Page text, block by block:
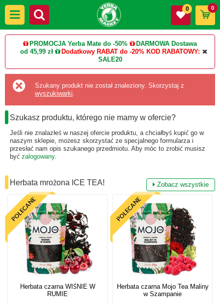
PROMOCJA Yerba Mate do -50%
DARMOWA Dostawa
od 45,99 zł
Dodatkowy RABAT do -20% KOD RABATOWY:
SALE20
0 0
Szukany produkt nie został znaleziony. Skorzystaj z
wyszukiwarki.
Szukasz produktu, którego nie mamy w ofercie?
Jeśli nie znalazłeś w naszej ofercie produktu, a chciałbyś kupić go w
naszym sklepie, możesz skorzystać ze specjalnego formularza i
przesłać nam opis szukanego przedmiotu. Aby móc to zrobić musisz
być zalogowany.
Herbata mrożona ICE TEA! Zobacz wszystkie
Herbata czarna WIŚNIE W
RUMIE
Herbata czarna Mojo Tea Maliny
w Szampanie